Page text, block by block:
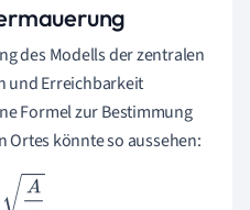
des Modells der zentralen
und Erreichbarkeit
Formel zur Bestimmung
Ortes könnte so aussehen:
π